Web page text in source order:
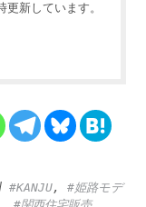
新しています。
#KANJU, #姫路モデ